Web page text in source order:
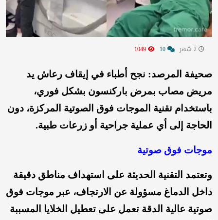
صحيفة المرصد: نجح أطباء في إيقاف رعاش يد
مريض مصاب بمرض باركنسون بشكل فوري،
باستخدام تقنية الموجات فوق الصوتية المركزة، دون
الحاجة إلى أي عملية جراحية أو زرعات طبية.
موجات فوق صوتية
وتعتمد التقنية الحديثة على استهداف مناطق دقيقة
داخل الدماغ مسؤولة عن الارتجاف، عبر موجات فوق
صوتية عالية الدقة تعمل على تعطيل الخلايا المسببة